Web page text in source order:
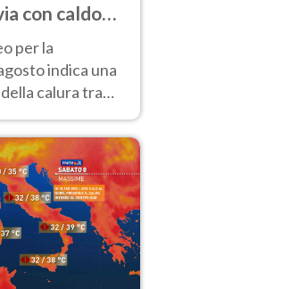
con caldo
temporale
per la
indica una
calura tra